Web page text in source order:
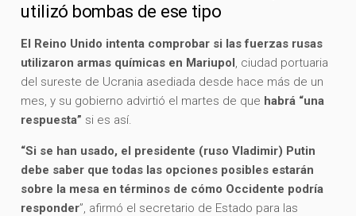
utilizó bombas de ese tipo
El Reino Unido intenta comprobar si las fuerzas rusas
utilizaron armas químicas en Mariupol, ciudad portuaria
del sureste de Ucrania asediada desde hace más de un
mes, y su gobierno advirtió el martes de que habrá “una
respuesta” si es así.
“Si se han usado, el presidente (ruso Vladimir) Putin
debe saber que todas las opciones posibles estarán
sobre la mesa en términos de cómo Occidente podría
responder”, afirmó el secretario de Estado para las